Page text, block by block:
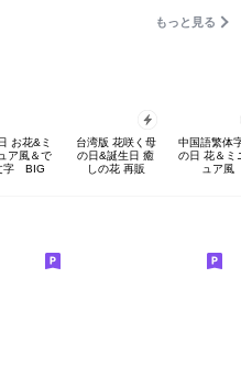
もっと見る
お花&ミ
ア風＆で
字 BIG
台湾版 花咲く母
の日&誕生日 癒
しの花 再販
中国語繁体
の日 花＆ミ
ュア風